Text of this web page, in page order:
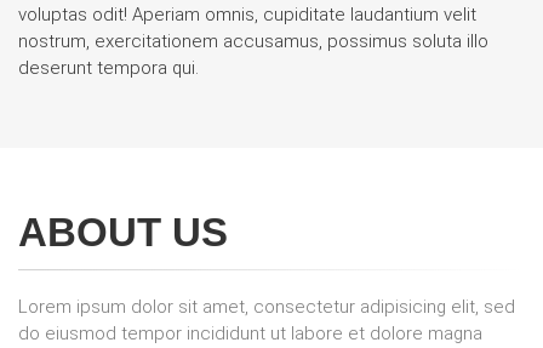
voluptas odit! Aperiam omnis, cupiditate laudantium velit
nostrum, exercitationem accusamus, possimus soluta illo
deserunt tempora qui.
ABOUT US
Lorem ipsum dolor sit amet, consectetur adipisicing elit, sed
do eiusmod tempor incididunt ut labore et dolore magna